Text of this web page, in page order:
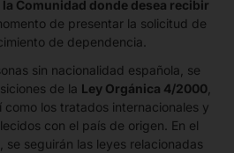
Comunidad donde desea recibir
de presentar la solicitud de
de dependencia.
sin nacionalidad española, se
de la Ley Orgánica 4/2000
como los tratados internacionales y
con el país de origen. En el
se seguirán las leyes relacionadas